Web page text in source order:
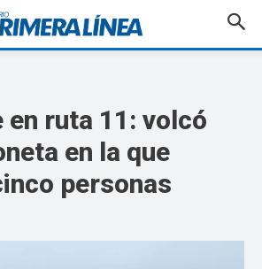
ruta 11: volcó
en la que
personas